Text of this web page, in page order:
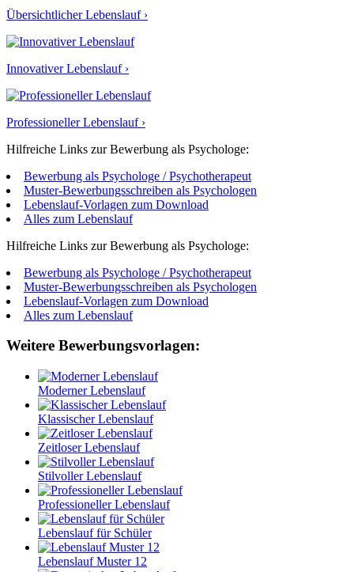
Übersichtlicher Lebenslauf ›
Innovativer Lebenslauf ›
Professioneller Lebenslauf ›
Hilfreiche Links zur Bewerbung als Psychologe:
Bewerbung als Psychologe / Psychotherapeut
Muster-Bewerbungsschreiben als Psychologen
Lebenslauf-Vorlagen zum Download
Alles zum Lebenslauf
Hilfreiche Links zur Bewerbung als Psychologe:
Bewerbung als Psychologe / Psychotherapeut
Muster-Bewerbungsschreiben als Psychologen
Lebenslauf-Vorlagen zum Download
Alles zum Lebenslauf
Weitere Bewerbungsvorlagen:
Moderner Lebenslauf
Klassischer Lebenslauf
Zeitloser Lebenslauf
Stilvoller Lebenslauf
Professioneller Lebenslauf
Lebenslauf für Schüler
Lebenslauf Muster 12